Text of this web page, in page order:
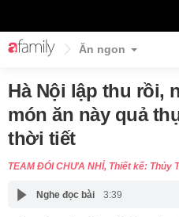
Ăn ngon
Hà Nội lập thu rồi,
món ăn này quả
thời tiết
TEAM ĐÓI CHƯA NHỈ, Thiết kế: Thủy
Nghe đọc bài 3:39